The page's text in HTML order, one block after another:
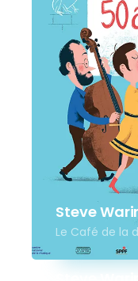
Steve
Le Café de la